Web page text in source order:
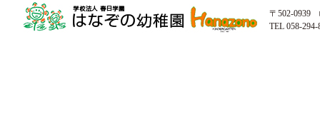
〒502-0939
TEL 058-